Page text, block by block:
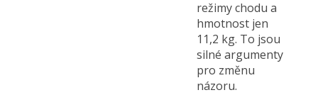
režimy chodu a
hmotnost jen
11,2 kg. To jsou
silné argumenty
pro změnu
názoru.